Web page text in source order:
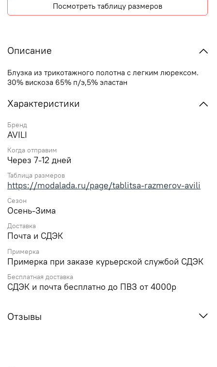
Посмотреть таблицу размеров
Описание
Блузка из трикотажного полотна с легким люрексом.
30% вискоза 65% п/э,5% эластан
Характеристики
Бренд
AVILI
Когда отправим
Через 7-12 дней
Таблица размеров
https://modalada.ru/page/tablitsa-razmerov-avili
Сезон
Осень-Зима
Доставка
Почта и СДЭК
Примерка
Примерка при заказе курьерской службой СДЭК
Бесплатная доставка
СДЭК и почта бесплатно до ПВЗ от 4000р
Отзывы